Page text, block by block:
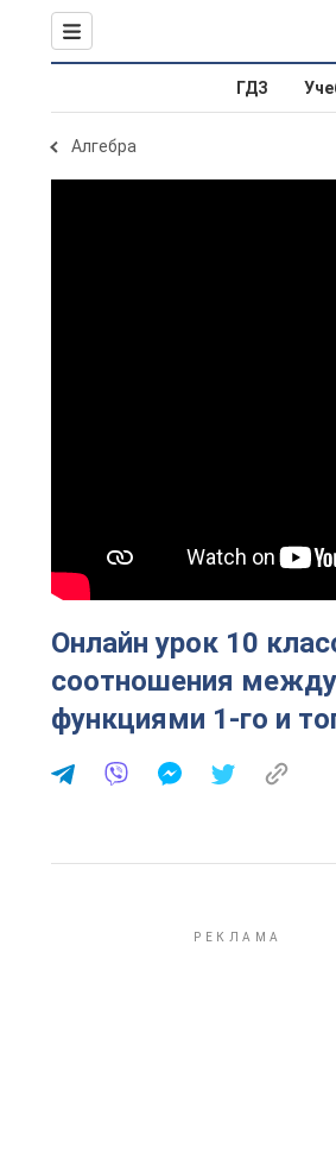
ГДЗ
Алгебра
Онлайн урок 10
соотношения
функциями 1-го и